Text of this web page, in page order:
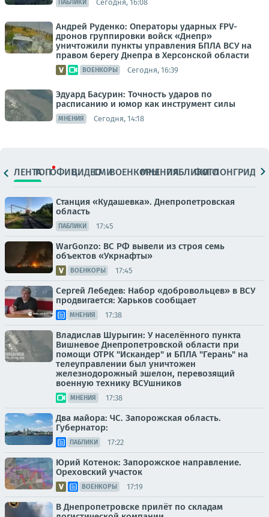
ПАБЛИКИ Сегодня, 16:08
Андрей Руденко: Операторы ударных FPV-
дронов группировки войск «Днепр»
уничтожили пункты управления БПЛА ВСУ на
правом берегу Днепра в Херсонской области
ВОЕНКОРЫ Сегодня, 16:39
Эдуард Басурин: Точность ударов по
расписанию и юмор как инструмент силы
МНЕНИЯ Сегодня, 14:18
ЛЕНТАТОПОФИЦ.ВИДЕОСМИВОЕНКОРЫМНЕНИЯПАБЛИКИ
ФОТОЛОНГРИДЫ
Станция «Кудашевка». Днепропетровская
область
ПАБЛИКИ 17:45
WarGonzo: ВС РФ вывели из строя семь
объектов «Укрнафты»
ВОЕНКОРЫ 17:45
Сергей Лебедев: Набор «добровольцев» в ВСУ
продвигается: Харьков сообщает
МНЕНИЯ 17:38
Владислав Шурыгин: У населённого пункта
Вишневое Днепропетровской области при
помощи ОТРК "Искандер" и БПЛА "Герань" на
телеуправлении был уничтожен
железнодорожный эшелон, перевозящий
военную технику ВСУшников
МНЕНИЯ 17:38
Два майора: ЧС. Запорожская область.
Губернатор:
ПАБЛИКИ 17:22
Юрий Котенок: Запорожское направление.
Ореховский участок
ВОЕНКОРЫ 17:19
В Днепропетровске прилёт по складам